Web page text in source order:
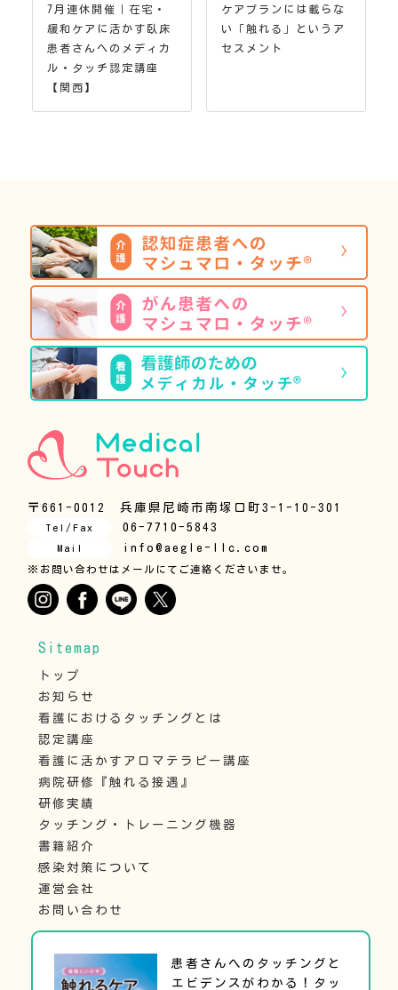
7月連休開催｜在宅・
緩和ケアに活かす臥床
患者さんへのメディカ
ル・タッチ認定講座
【関西】
ケアプランには載らな
い「触れる」というア
セスメント
〒661-0012 兵庫県尼崎市南塚口町3-1-10-301
Tel/Fax 06-7710-5843
Mail info@aegle-llc.com
※お問い合わせはメールにてご連絡くださいませ。
Sitemap
トップ
お知らせ
看護におけるタッチングとは
認定講座
看護に活かすアロマテラピー講座
病院研修『触れる接遇』
研修実績
タッチング・トレーニング機器
書籍紹介
感染対策について
運営会社
お問い合わせ
患者さんへのタッチングと
エビデンスがわかる！タッ